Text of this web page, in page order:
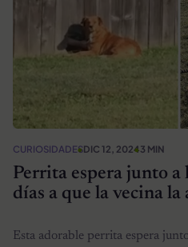
CURIOSIDADESDIC 12, 20243 MIN
Perrita espera junto a
días a que la vecina la
Esta adorable perrita espera